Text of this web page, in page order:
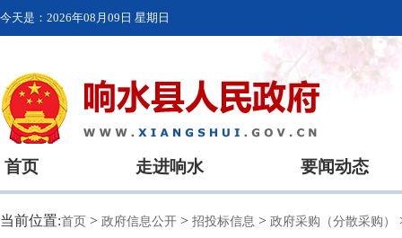
今天是： 2026年08月09日 星期日
首页 走进响水 要闻动态
当前位置:首页 > 政府信息公开 > 招投标信息 > 政府采购（分散采购）